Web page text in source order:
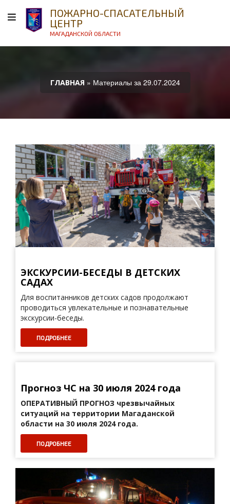
ПОЖАРНО-СПАСАТЕЛЬНЫЙ
ЦЕНТР
МАГАДАНСКОЙ ОБЛАСТИ
ГЛАВНАЯ » Материалы за 29.07.2024
ЭКСКУРСИИ-БЕСЕДЫ В ДЕТСКИХ
САДАХ
Для воспитанников детских садов продолжают
проводиться увлекательные и познавательные
экскурсии-беседы.
ПОДРОБНЕЕ
Прогноз ЧС на 30 июля 2024 года
ОПЕРАТИВНЫЙ ПРОГНОЗ чрезвычайных
ситуаций на территории Магаданской
области на 30 июля 2024 года.
ПОДРОБНЕЕ